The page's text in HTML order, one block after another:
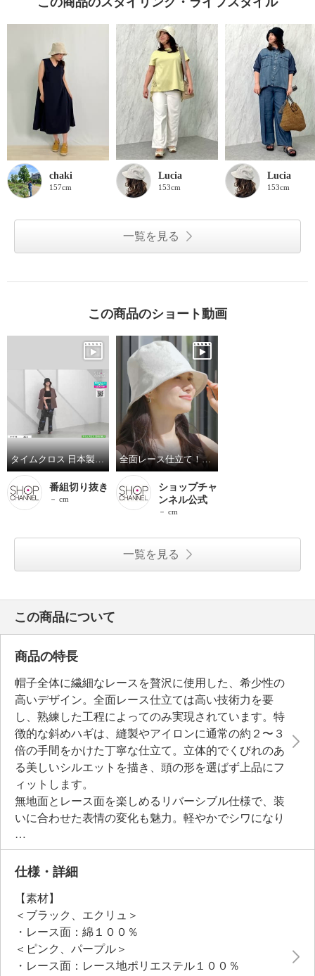
chaki
157cm
Lucia
153cm
Lucia
153cm
一覧を見る
この商品のショート動画
タイムクロス 日本製 超軽量・洗える！ ＵＶカット リバーシブルレースハット
番組切り抜き
－ cm
全面レース仕立て！機能性抜群の優雅なハット
ショップチャ
ンネル公式
－ cm
一覧を見る
この商品について
商品の特長
帽子全体に繊細なレースを贅沢に使用した、希少性の
高いデザイン。全面レース仕立ては高い技術力を要
し、熟練した工程によってのみ実現されています。特
徴的な斜めハギは、縫製やアイロンに通常の約２〜３
倍の手間をかけた丁寧な仕立て。立体的でくびれのあ
る美しいシルエットを描き、頭の形を選ばず上品にフ
ィットします。
無地面とレース面を楽しめるリバーシブル仕様で、装
いに合わせた表情の変化も魅力。軽やかでシワになり
にくく、折りたたんで持ち運びしやすい点も特長で
す。ＵＶカット（紫外線遮蔽率９７％以上）し、お顔
周りをカバー。つば先にはソフトワイヤーを内蔵し、
●普段と同じサイズをおすすめ
仕様・詳細
【素材】
＜ブラック、エクリュ＞
・レース面：綿１００％
＜ピンク、パープル＞
・レース面：レース地ポリエステル１００％